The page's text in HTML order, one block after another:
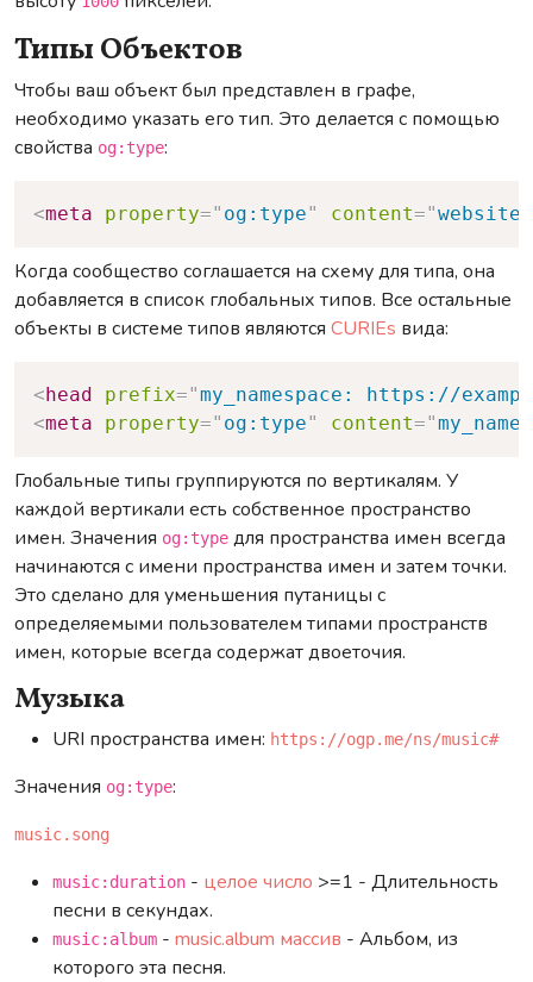
Типы Объектов
Чтобы ваш объект был представлен в графе,
необходимо указать его тип. Это делается с помощью
свойства og:type:
<meta property=" og:type" content="website
Copy
Когда сообщество соглашается на схему для типа, она
добавляется в список глобальных типов. Все остальные
объекты в системе типов являются CURIEs вида:
<head prefix="my_namespace: https://
<meta property=" og:type" content="
Глобальные типы группируются по вертикалям. У
каждой вертикали есть собственное пространство
имен. Значения og:type для пространства имен всегда
начинаются с имени пространства имен и затем точки.
Это сделано для уменьшения путаницы с
определяемыми пользователем типами пространств
имен, которые всегда содержат двоеточия.
Музыка
URI пространства имен: https://ogp.me/ns/music#
Значения og:type:
music.song
music:duration - целое число >=1 - Длительность
песни в секундах.
music:album - music.album массив - Альбом, из
которого эта песня.